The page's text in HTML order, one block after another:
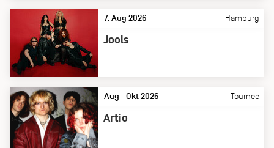
Hamburg
7. Aug 2026
Jools
Tournee
Aug - Okt 2026
Artio